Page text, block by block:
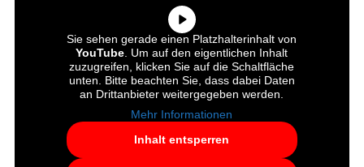
Sie sehen gerade einen Platzhalterinhalt von
YouTube . Um auf den eigentlichen Inhalt
zuzugreifen, klicken Sie auf die Schaltfläche
unten. Bitte beachten Sie, dass dabei Daten
an Drittanbieter weitergegeben werden.
Mehr Informationen
Inhalt entsperren